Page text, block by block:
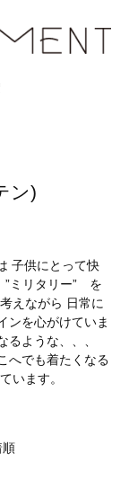
ン)
子供にとって快
”ミリタリー” を
えながら 日常に
ンを心がけていま
るような、、、
へでも着たくなる
います。